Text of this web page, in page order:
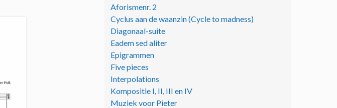
Aforismenr. 2
Cyclus aan de waanzin (Cycle to madness)
Diagonaal-suite
Eadem sed aliter
Epigrammen
Five pieces
Interpolations
Kompositie I, II, III en IV
Muziek voor Pieter